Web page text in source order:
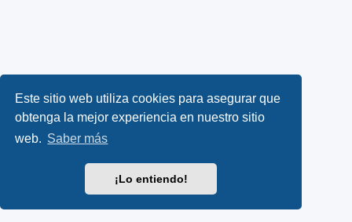
Este sitio web utiliza cookies para asegurar que
obtenga la mejor experiencia en nuestro sitio
web. Saber más
¡Lo entiendo!